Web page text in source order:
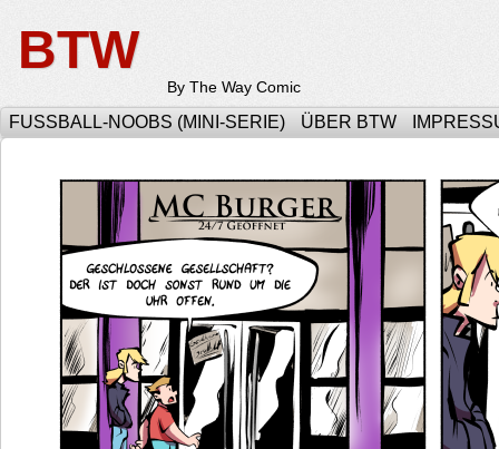
BTW
By The Way Comic
FUSSBALL-NOOBS (MINI-SERIE) ÜBER BTW